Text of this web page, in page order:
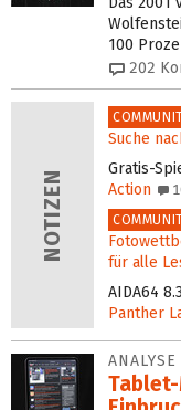
100
202
Suche
Gratis-
Action
für alle
AIDA64
Panther
ANALYSE